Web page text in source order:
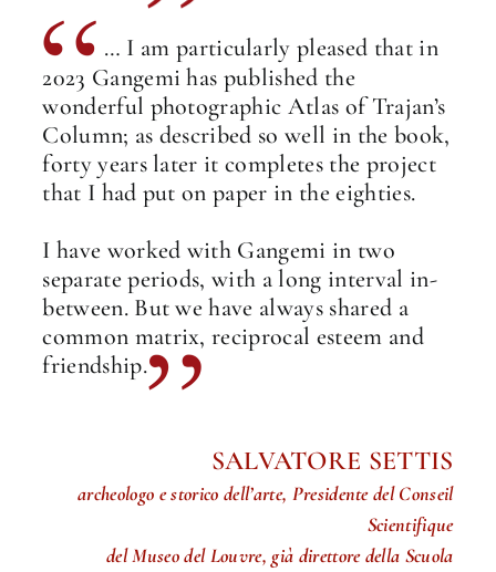
… I am particularly pleased that in
2023 Gangemi has published the
wonderful photographic Atlas of Trajan’s
Column; as described so well in the book,
forty years later it completes the project
that I had put on paper in the eighties.
I have worked with Gangemi in two
separate periods, with a long interval in-
between. But we have always shared a
common matrix, reciprocal esteem and
friendship.
SALVATORE SETTIS
archeologo e storico dell’arte, Presidente del Conseil
Scientifique
del Museo del Louvre, già direttore della Scuola